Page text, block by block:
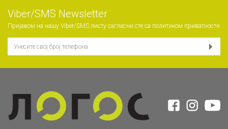
Viber/SMS Newsletter
Пријавом на нашу Viber/SMS листу сагласни сте са политиком приватности